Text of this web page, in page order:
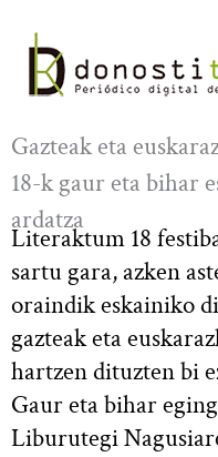
contenido
Gazteak eta
18-k gaur eta bihar
ardatza
Literaktum 18
sartu gara, azken
oraindik eskainiko
gazteak eta
hartzen dituzten bi
Gaur eta bihar
Liburutegi